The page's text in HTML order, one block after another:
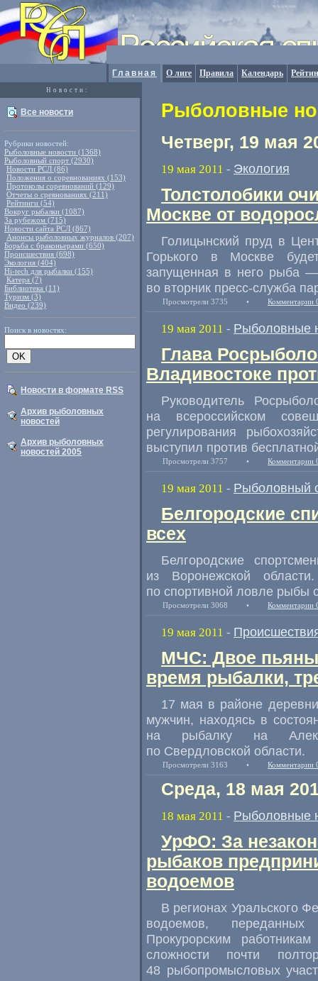
Главная О лиге Правила Календарь
Новости:
Все новости
Рубрики новостей:
Рыболовные новости (1368)
Рыболовный спорт (2930)
Новости РСЛ (86)
Положения о соревнованиях (153)
Протоколы соревнований (129)
Отчеты о сревнованиях (211)
Рейтинги (54)
Вокруг рыбалки (1087)
За рубежом (715)
Новости сайта РСЛ (867)
Анонсы рыболовных журналов (207)
Борьба с браконьерами (650)
Происшествия (698)
Экология (404)
Hi-tech для рыбалки (155)
Катера (7)
Библиотека (11)
Туризм (3)
Видео (239)
Поиск в новостях:
Новости в формате RSS
Архив рыболовных
новостей
Архив рыболовных
новостей 2005
Рыболовные
Четверг, 19 мая
19 мая 2011 - Экология
Толстолобики
Москве от
Голицынский пруд в
Горького в Москве
запущенная в него рыба
во вторник пресс-служба
Просмотрели 3735 • Комментарии
19 мая 2011 - Рыболовные
Глава
Владивостоке
Руководитель
на всероссийском
регулирования
выступил против
Просмотрели 3757 • Комментарии
19 мая 2011 - Рыболовный
Белгородские
всех
Белгородские
из Воронежской
по спортивной ловле рыбы
Просмотрели 3068 • Комментарии
19 мая 2011 -
МЧС: Двое
время рыбалки,
17 мая в районе
мужчин, находясь в
на рыбалку на
по Свердловской области.
Просмотрели 3163 • Комментарии
Среда, 18 мая
18 мая 2011 - Рыболовные
УрФО: За
рыбаков
водоемов
В регионах Уральского
водоемов,
Прокурорским
сложности почти
48 рыбопромысловых